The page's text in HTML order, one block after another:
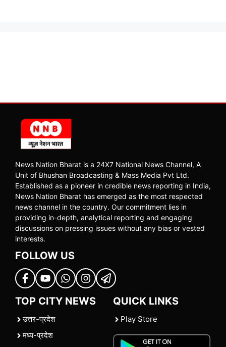
News Nation Bharat is a 24X7 National News Channel, A
Unit of Bhushan Broadcasting & Mass Media Pvt Ltd.
Established as a pioneer in credible news reporting in India,
News Nation Bharat has emerged as the most respected
news channel in the country. Our commitment lies in
providing in-depth, analytical reporting and engaging
discussions on pressing issues without any bias or vested
interests.
FOLLOW US
TOP CITY NEWS
उत्तर-प्रदेश
मध्य-प्रदेश
QUICK LINKS
Play Store